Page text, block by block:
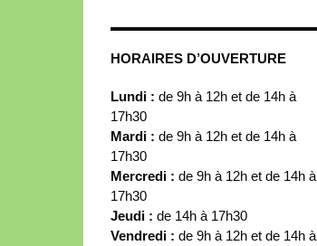
HORAIRES D’OUVERTURE
Lundi : de 9h à 12h et de 14h à
17h30
Mardi : de 9h à 12h et de 14h à
17h30
Mercredi : de 9h à 12h et de 14h à
17h30
Jeudi : de 14h à 17h30
Vendredi : de 9h à 12h et de 14h à